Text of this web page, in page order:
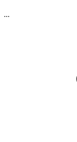
...